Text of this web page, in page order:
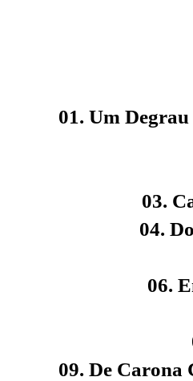
01. Um
03.
04.
06.
09. De Carona